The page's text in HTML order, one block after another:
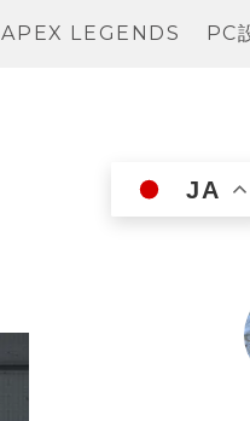
APEX LEGENDS PC
JA